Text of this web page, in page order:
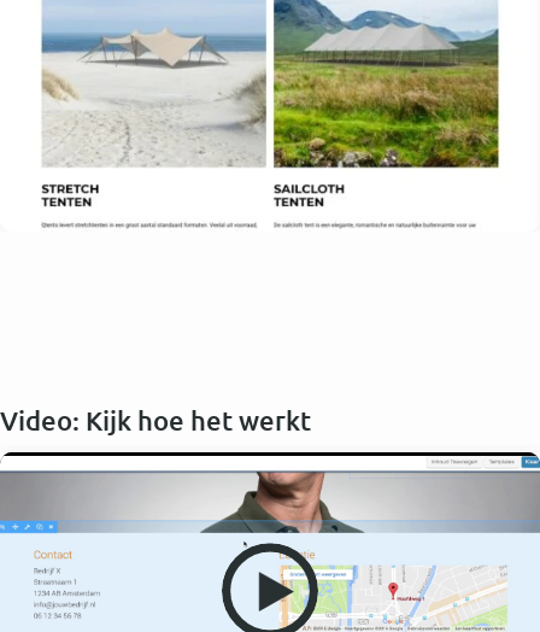
Video: Kijk hoe het werkt